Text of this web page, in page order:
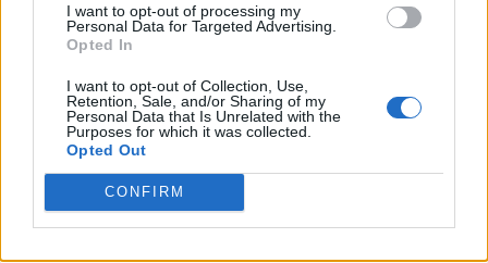
I want to opt-out of processing my
Personal Data for Targeted Advertising.
Opted In
I want to opt-out of Collection, Use,
Retention, Sale, and/or Sharing of my
Personal Data that Is Unrelated with the
Purposes for which it was collected.
Opted Out
CONFIRM